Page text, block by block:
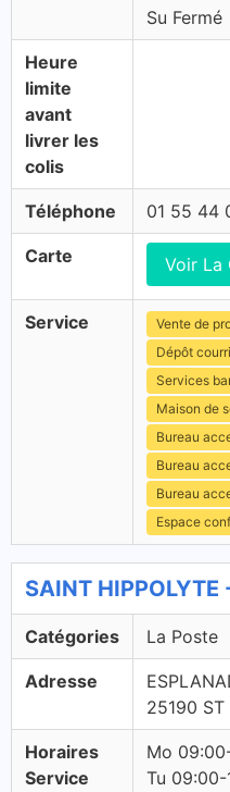
Su Fermé
Heure
limite
avant
livrer les
colis
Téléphone 01 55 44
Carte Voir La
Service
Vente de
Dépôt
Services
Maison de
Bureau
Bureau
Bureau
Espace
SAINT
Catégories La Poste
Adresse
25190 ST
Horaires
Service
Mo
Tu 09:00-